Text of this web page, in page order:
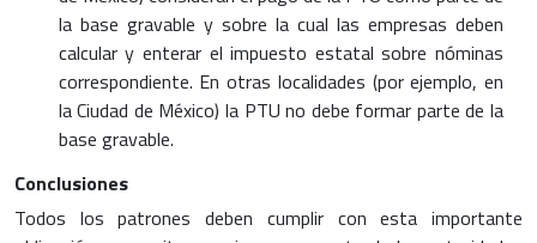
la base gravable y sobre la cual las empresas deben
calcular y enterar el impuesto estatal sobre nóminas
correspondiente. En otras localidades (por ejemplo, en
la Ciudad de México) la PTU no debe formar parte de la
base gravable.
Conclusiones
Todos los patrones deben cumplir con esta importante